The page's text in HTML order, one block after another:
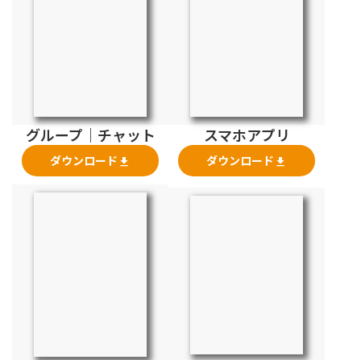
グループ｜チャット
ダウンロード file_download
スマホアプリ
ダウンロード file_download